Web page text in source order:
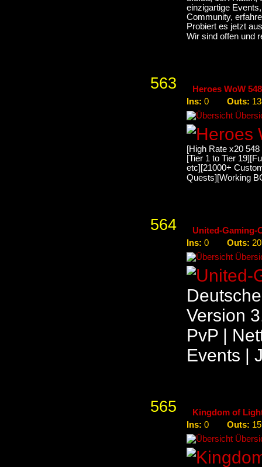
einzigartige
Community,
Probiert es jetzt
Wir sind offen und
563
Heroes WoW
Ins: 0 Outs:
[High Rate x20
[Tier 1 to Tier
etc][21000+
Quests][Working
564
United-Gaming-
Ins: 0 Outs:
Version
PvP |
Events |
565
Kingdom of
Ins: 0 Outs: